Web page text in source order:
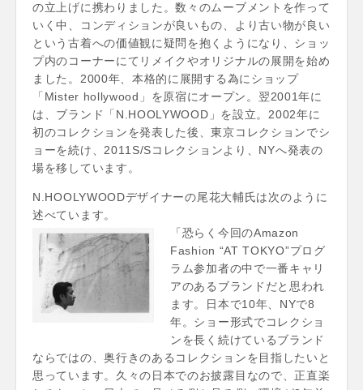
の立上げに携わりました。数々のムーブメントを作って
いく中、コンディションが良いもの、より古い物が良い
という古着への価値観に疑問を抱くようになり、ショッ
プ内のコーナーにてリメイクやオリジナルの展開を始め
ました。2000年、本格的に展開する為にショップ
「Mister hollywood」を原宿にオープン。翌2001年に
は、ブランド「N.HOOLYWOOD」を設立。2002年に
初のコレクションを発表した後、東京コレクションでシ
ョーを続け、2011S/Sコレクションより、NYへ発表の
場を移しています。
N.HOOLYWOODデザイナーの尾花大輔氏は次のように
述べています。
「恐らく今回のAmazon
Fashion “AT TOKYO”プログ
ラム参加者の中で一番キャリ
アのあるブランドだと思われ
ます。日本で10年、NYで8
年。ショー形式でコレクショ
ンを長く続けているブランド
ならではの、奥行きのあるコレクションを目指したいと
思っています。久々の日本でのお披露目なので、正直楽